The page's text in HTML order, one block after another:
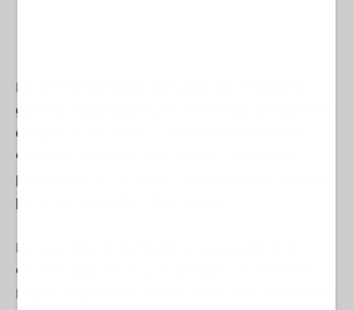
La ceremonia estuvo presidida por el
general Julio Salom
del Ejército de Tierra y comandante del Mando
Operativo Terrestre. Las honras comenzaron
pasadas las 17:00 horas, en un ambiente marcado
por el recogimiento y la emoción.
En este acto no ha faltado el presidente de la
Ciudad, Juan Vivas, y el delegado del Gobierno,
Miguel Ángel Pérez Triano, entre otras autoridades